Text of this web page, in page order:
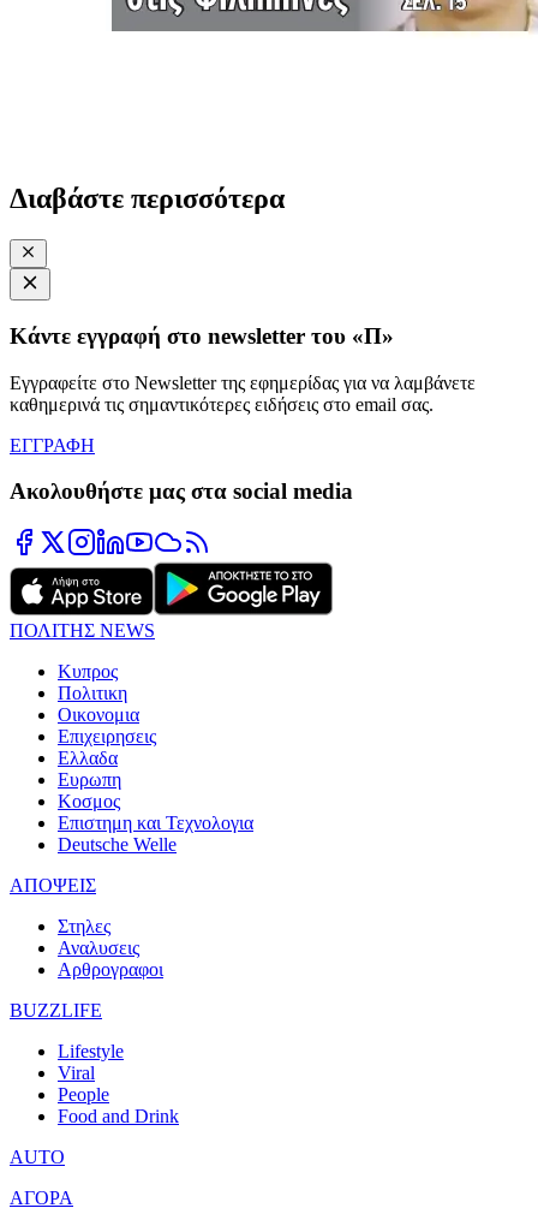
Διαβάστε περισσότερα
Κάντε εγγραφή στο newsletter του «Π»
Εγγραφείτε στο Newsletter της εφημερίδας για να λαμβάνετε
καθημερινά τις σημαντικότερες ειδήσεις στο email σας.
ΕΓΓΡΑΦΗ
Ακολουθήστε μας στα social media
ΠΟΛΙΤΗΣ NEWS
Κυπρος
Πολιτικη
Οικονομια
Επιχειρησεις
Ελλαδα
Ευρωπη
Κοσμος
Επιστημη και Τεχνολογια
Deutsche Welle
ΑΠΟΨΕΙΣ
Στηλες
Αναλυσεις
Αρθρογραφοι
BUZZLIFE
Lifestyle
Viral
People
Food and Drink
AUTO
ΑΓΟΡΑ